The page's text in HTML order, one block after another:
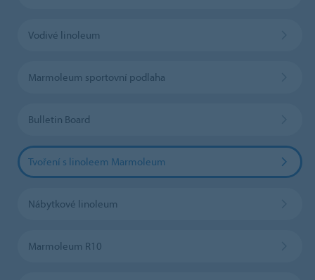
Vodivé linoleum
Marmoleum sportovní podlaha
Bulletin Board
Tvoření s linoleem Marmoleum
Nábytkové linoleum
Marmoleum R10